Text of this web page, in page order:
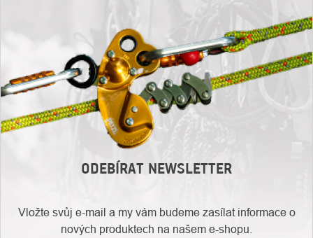
ODEBÍRAT NEWSLETTER
Vložte svůj e-mail a my vám budeme zasílat informace o
nových produktech na našem e-shopu.